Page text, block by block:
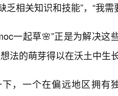
乏相关知识和技能”，“我
一起草🌸”正是为解决
法的萌芽得以在沃土中生
，一个在偏远地区拥有